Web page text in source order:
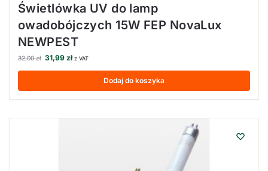
Świetlówka UV do lamp
owadobójczych 15W FEP NovaLux
NEWPEST
32,00zł 31,99 zł z VAT
Dodaj do koszyka